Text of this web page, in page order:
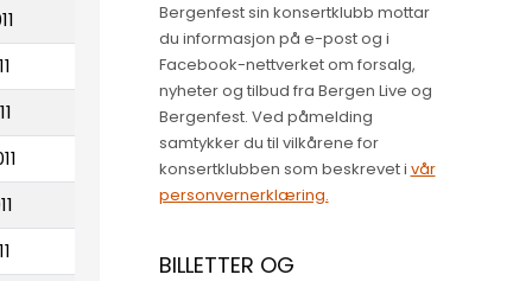
Bergenfest sin konsertklubb mottar
du informasjon på e-post og i
Facebook-nettverket om forsalg,
nyheter og tilbud fra Bergen Live og
Bergenfest. Ved påmelding
samtykker du til vilkårene for
konsertklubben som beskrevet i vår
personvernerklæring.
BILLETTER OG